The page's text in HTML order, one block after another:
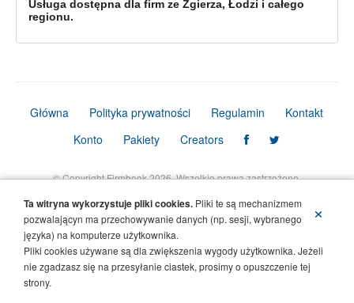
Usługa dostępna dla firm ze Zgierza, Łodzi i całego
regionu.
Główna Polityka prywatności Regulamin
Kontakt
Konto
Pakiety Creators
© Copyright Firmbook 2026. Wszelkie prawa zastrzeżone.
×
Ta witryna wykorzystuje pliki cookies. Pliki te są mechanizmem
pozwalającyn ma przechowywanie danych (np. sesji, wybranego
języka) na komputerze użytkownika.
Pliki cookies używane są dla zwiększenia wygody użytkownika. Jeżeli
nie zgadzasz się na przesyłanie ciastek, prosimy o opuszczenie tej
strony.